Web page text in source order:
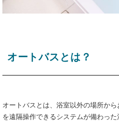
オートバスとは？
オートバスとは、浴室以外の場所か
を遠隔操作できるシステムが備わっ